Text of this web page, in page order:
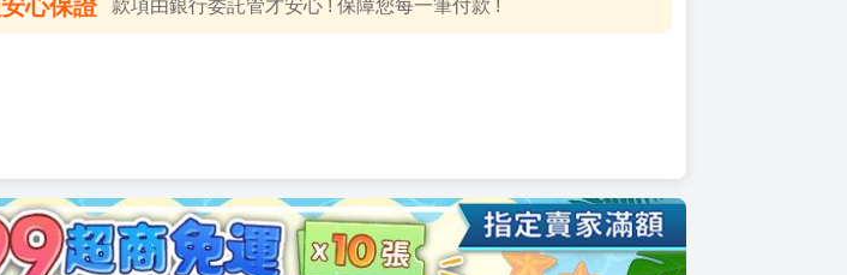
心保證 款項由銀行委託管才安心 ! 保障您每一筆付款 !